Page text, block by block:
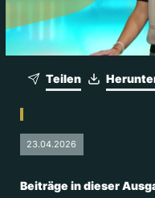
Teilen
23.04.2026
Beiträge in dieser